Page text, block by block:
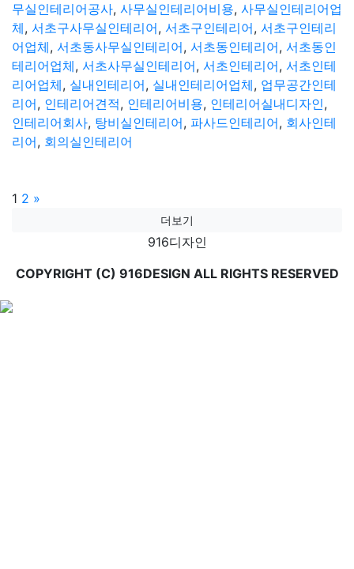
무실인테리어공사, 사무실인테리어비용, 사무실인테리어업
체, 서초구사무실인테리어, 서초구인테리어, 서초구인테리
어업체, 서초동사무실인테리어, 서초동인테리어, 서초동인
테리어업체, 서초사무실인테리어, 서초인테리어, 서초인테
리어업체, 실내인테리어, 실내인테리어업체, 업무공간인테
리어, 인테리어견적, 인테리어비용, 인테리어실내디자인,
인테리어회사, 탕비실인테리어, 파사드인테리어, 회사인테
리어, 회의실인테리어
글
이
매
Page
1 Page
2 »
더보기
916디자인
COPYRIGHT (C) 916DESIGN ALL RIGHTS RESERVED